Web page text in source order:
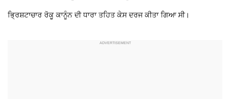
ਭ੍ਰਿਸ਼ਟਾਚਾਰ ਰੋਕੂ ਕਾਨੂੰਨ ਦੀ ਧਾਰਾ ਤਹਿਤ ਕੇਸ ਦਰਜ ਕੀਤਾ ਗਿਆ ਸੀ।